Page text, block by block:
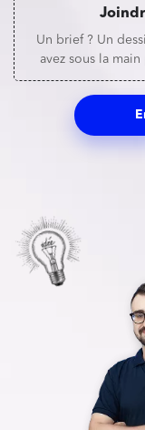
Un brief ? Un
avez sous la